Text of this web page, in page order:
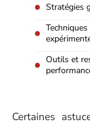
Stratégies
Outils et
Certaines